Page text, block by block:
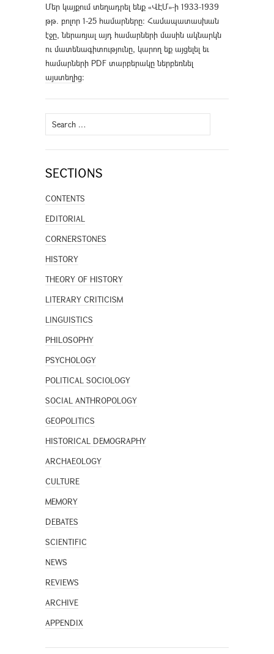
Մեր կայքում տեղադրել ենք «ՎԷՄ»-ի 1933-1939
թթ. բոլոր 1-25 համարները։ Համապատասխան
էջը, ներառյալ այդ համարների մասին ակնարկն
ու մատենագիտությունը, կարող եք այցելել եւ
համարների PDF տարբերակը ներբեռնել
այստեղից։
Search
for:
SECTIONS
CONTENTS
EDITORIAL
CORNERSTONES
HISTORY
THEORY OF HISTORY
LITERARY CRITICISM
LINGUISTICS
PHILOSOPHY
PSYCHOLOGY
POLITICAL SOCIOLOGY
SOCIAL ANTHROPOLOGY
GEOPOLITICS
HISTORICAL DEMOGRAPHY
ARCHAEOLOGY
CULTURE
MEMORY
DEBATES
SCIENTIFIC
NEWS
REVIEWS
ARCHIVE
APPENDIX